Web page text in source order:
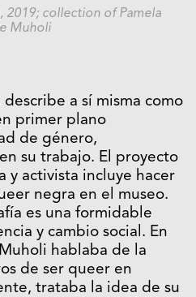
2019; collection of Pamela
Muholi
a sí misma como
primer plano
de género,
su trabajo. El proyecto
y activista incluye hacer
negra en el museo.
es una formidable
y cambio social. En
hablaba de la
de ser queer en
trataba la idea de su